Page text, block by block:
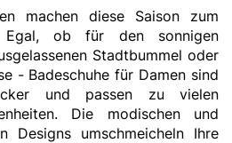
machen diese Saison zum
Egal, ob für den sonnigen
Stadtbummel oder
- Badeschuhe für Damen sind
und passen zu vielen
Die modischen und
Designs umschmeicheln Ihre